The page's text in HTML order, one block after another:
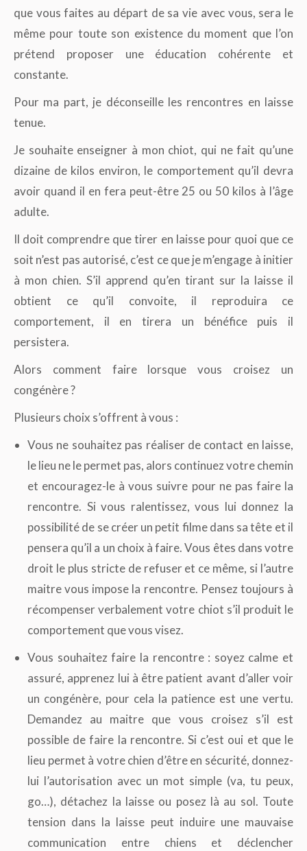
que vous faites au départ de sa vie avec vous, sera le
même pour toute son existence du moment que l’on
prétend proposer une éducation cohérente et
constante.
Pour ma part, je déconseille les rencontres en laisse
tenue.
Je souhaite enseigner à mon chiot, qui ne fait qu’une
dizaine de kilos environ, le comportement qu’il devra
avoir quand il en fera peut-être 25 ou 50 kilos à l’âge
adulte.
Il doit comprendre que tirer en laisse pour quoi que ce
soit n’est pas autorisé, c’est ce que je m’engage à initier
à mon chien. S’il apprend qu’en tirant sur la laisse il
obtient ce qu’il convoite, il reproduira ce
comportement, il en tirera un bénéfice puis il
persistera.
Alors comment faire lorsque vous croisez un
congénère ?
Plusieurs choix s’offrent à vous :
Vous ne souhaitez pas réaliser de contact en laisse,
le lieu ne le permet pas, alors continuez votre chemin
et encouragez-le à vous suivre pour ne pas faire la
rencontre. Si vous ralentissez, vous lui donnez la
possibilité de se créer un petit filme dans sa tête et il
pensera qu’il a un choix à faire. Vous êtes dans votre
droit le plus stricte de refuser et ce même, si l’autre
maitre vous impose la rencontre. Pensez toujours à
récompenser verbalement votre chiot s’il produit le
comportement que vous visez.
Vous souhaitez faire la rencontre : soyez calme et
assuré, apprenez lui à être patient avant d’aller voir
un congénère, pour cela la patience est une vertu.
Demandez au maitre que vous croisez s’il est
possible de faire la rencontre. Si c’est oui et que le
lieu permet à votre chien d’être en sécurité, donnez-
lui l’autorisation avec un mot simple (va, tu peux,
go…), détachez la laisse ou posez là au sol. Toute
tension dans la laisse peut induire une mauvaise
communication entre chiens et déclencher